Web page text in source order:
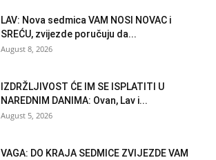
LAV: Nova sedmica VAM NOSI NOVAC i
SREĆU, zvijezde poručuju da...
August 8, 2026
IZDRŽLJIVOST ĆE IM SE ISPLATITI U
NAREDNIM DANIMA: Ovan, Lav i...
August 5, 2026
VAGA: DO KRAJA SEDMICE ZVIJEZDE VAM